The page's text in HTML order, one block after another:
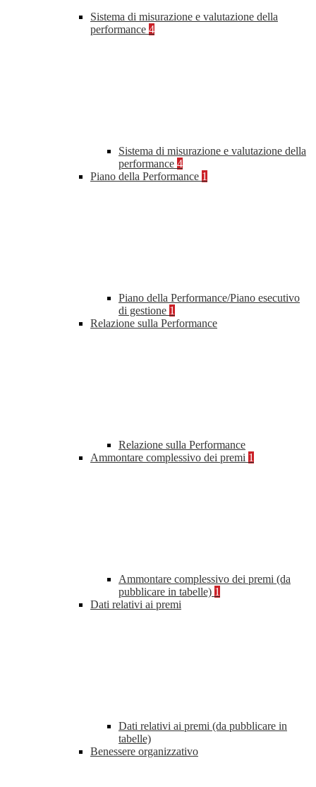
Sistema di misurazione e valutazione della
performance 4
Sistema di misurazione e valutazione della
performance 4
Piano della Performance 1
Piano della Performance/Piano esecutivo
di gestione 1
Relazione sulla Performance
Relazione sulla Performance
Ammontare complessivo dei premi 1
Ammontare complessivo dei premi (da
pubblicare in tabelle) 1
Dati relativi ai premi
Dati relativi ai premi (da pubblicare in
tabelle)
Benessere organizzativo